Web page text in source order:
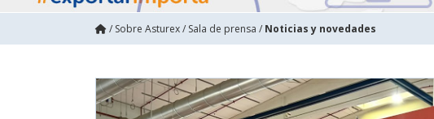
/ Sobre Asturex/ Sala de prensa / Noticias y novedades